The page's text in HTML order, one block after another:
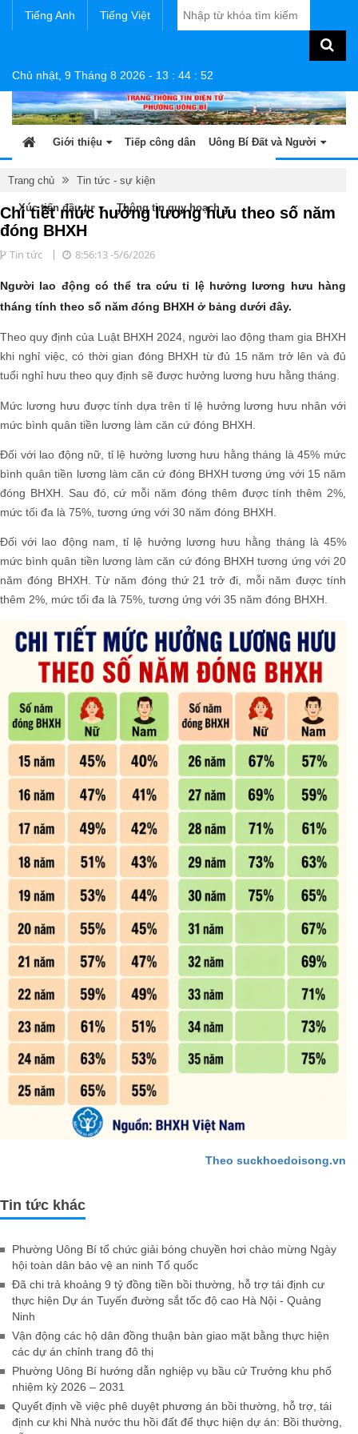
Tiếng Anh Tiếng Việt
Chủ nhật, 9 Tháng 8 2026 - 13 : 44 : 53
Giới thiệu Tiếp công dân Uông Bí Đất và Người
Tin tức - sự kiện Sản phẩm OCOP
Xúc tiến đầu tư Thông tin quy hoạch
Trang chủ Tin tức - sự kiện
Chi tiết mức hưởng lương hưu theo số năm
đóng BHXH
Tin tức 8:56:13 -5/6/2026
Người lao động có thể tra cứu tỉ lệ hưởng lương hưu hàng
tháng tính theo số năm đóng BHXH ở bảng dưới đây.
Theo quy định của Luật BHXH 2024, người lao động tham gia BHXH
khi nghỉ việc, có thời gian đóng BHXH từ đủ 15 năm trở lên và đủ
tuổi nghỉ hưu theo quy định sẽ được hưởng lương hưu hằng tháng.
Mức lương hưu được tính dựa trên tỉ lệ hưởng lương hưu nhân với
mức bình quân tiền lương làm căn cứ đóng BHXH.
Đối với lao động nữ, tỉ lệ hưởng lương hưu hằng tháng là 45% mức
bình quân tiền lương làm căn cứ đóng BHXH tương ứng với 15 năm
đóng BHXH. Sau đó, cứ mỗi năm đóng thêm được tính thêm 2%,
mức tối đa là 75%, tương ứng với 30 năm đóng BHXH.
Đối với lao động nam, tỉ lệ hưởng lương hưu hằng tháng là 45%
mức bình quân tiền lương làm căn cứ đóng BHXH tương ứng với 20
năm đóng BHXH. Từ năm đóng thứ 21 trở đi, mỗi năm được tính
thêm 2%, mức tối đa là 75%, tương ứng với 35 năm đóng BHXH.
Theo suckhoedoisong.vn
Tin tức khác
Phường Uông Bí tổ chức giải bóng chuyền hơi chào mừng Ngày
hội toàn dân bảo vệ an ninh Tổ quốc
Đã chi trả khoảng 9 tỷ đồng tiền bồi thường, hỗ trợ tái định cư
thực hiện Dự án Tuyến đường sắt tốc độ cao Hà Nội - Quảng
Ninh
Vận động các hộ dân đồng thuận bàn giao mặt bằng thực hiện
các dự án chỉnh trang đô thị
Phường Uông Bí hướng dẫn nghiệp vụ bầu cử Trưởng khu phố
nhiệm kỳ 2026 – 2031
Quyết định về việc phê duyệt phương án bồi thường, hỗ trợ, tái
định cư khi Nhà nước thu hồi đất để thực hiện dự án: Bồi thường,